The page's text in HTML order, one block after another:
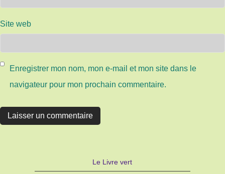
Site web
Enregistrer mon nom, mon e-mail et mon site dans le
navigateur pour mon prochain commentaire.
Le Livre vert